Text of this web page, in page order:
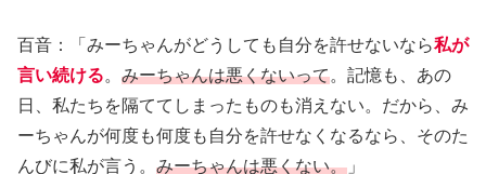
百音：「みーちゃんがどうしても自分を許せないなら私が
言い続ける。 みーちゃんは悪くないって。記憶も、あの
日、私たちを隔ててしまったものも消えない。だから、み
ーちゃんが何度も何度も自分を許せなくなるなら、そのた
んびに私が言う。 みーちゃんは悪くない。 」